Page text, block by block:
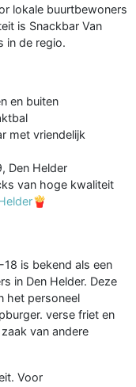
lokale buurtbewoners
is Snackbar Van
in de regio.
en buiten
met vriendelijk
Den Helder
van hoge kwaliteit
is bekend als een
in Den Helder. Deze
het personeel
verse friet en
van andere
Voor